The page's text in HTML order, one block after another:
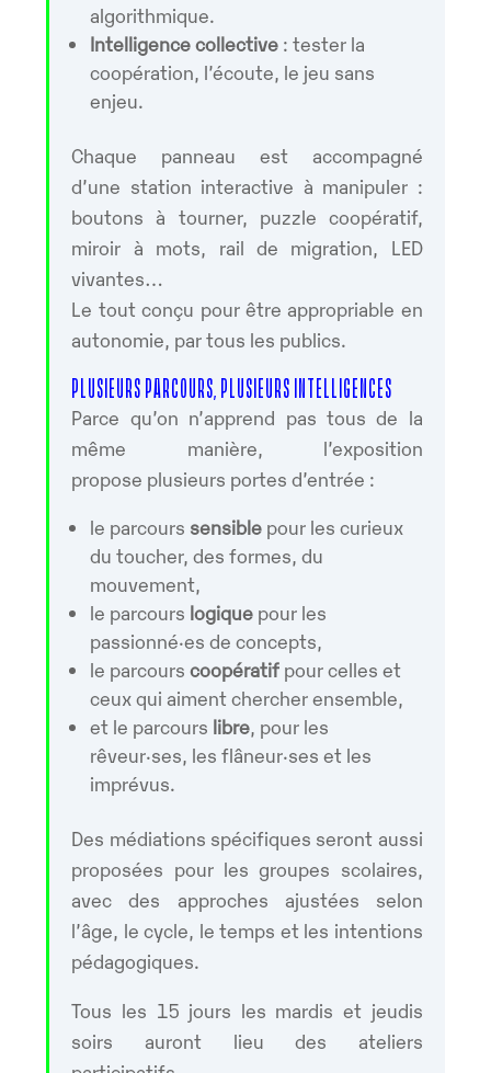
algorithmique.
Intelligence collective : tester la
coopération, l’écoute, le jeu sans
enjeu.
Chaque panneau est accompagné
d’une station interactive à manipuler :
boutons à tourner, puzzle coopératif,
miroir à mots, rail de migration, LED
vivantes…
Le tout conçu pour être appropriable en
autonomie, par tous les publics.
PLUSIEURS PARCOURS, PLUSIEURS INTELLIGENCES
Parce qu’on n’apprend pas tous de la
même manière, l’exposition
propose plusieurs portes d’entrée :
le parcours sensible pour les curieux
du toucher, des formes, du
mouvement,
le parcours logique pour les
passionné·es de concepts,
le parcourscoopératif pour celles et
ceux qui aiment chercher ensemble,
et le parcours libre, pour les
rêveur·ses, les flâneur·ses et les
imprévus.
Des médiations spécifiques seront aussi
proposées pour les groupes scolaires,
avec des approches ajustées selon
l’âge, le cycle, le temps et les intentions
pédagogiques.
Tous les 15 jours les mardis et jeudis
soirs auront lieu des ateliers